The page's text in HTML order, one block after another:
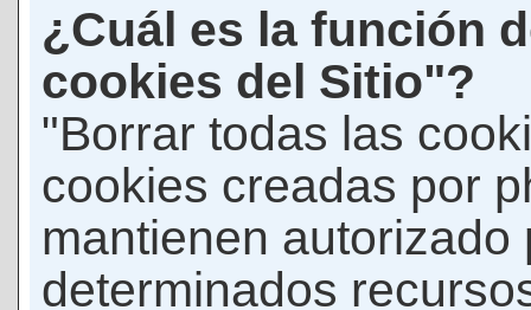
¿Cuál es la función
cookies del Sitio"?
"Borrar todas las
cookies creadas por
mantienen autorizado
determinados